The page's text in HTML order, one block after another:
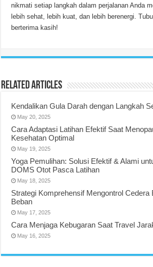
nikmati setiap langkah dalam perjalanan Anda
lebih sehat, lebih kuat, dan lebih berenergi.
berterima kasih!
Related Articles
Kendalikan Gula Darah dengan Langkah
May 20, 2025
Cara Adaptasi Latihan Efektif Saat
Kesehatan Optimal
May 19, 2025
Yoga Pemulihan: Solusi Efektif & Alami
DOMS Otot Pasca Latihan
May 18, 2025
Strategi Komprehensif Mengontrol Cedera
Beban
May 17, 2025
Cara Menjaga Kebugaran Saat Travel
May 16, 2025